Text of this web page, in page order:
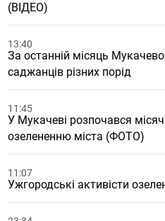
(ВІДЕО)
13:40
За останній місяць
саджанців різних порід
11:45
У Мукачеві розпочався
озелененню міста (ФОТО)
11:07
Ужгородські активісти